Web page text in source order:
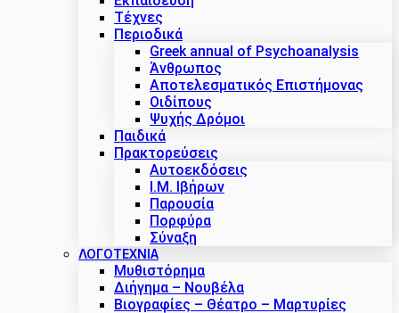
Τέχνες
Περιοδικά
Greek annual of Psychoanalysis
Άνθρωπος
Αποτελεσματικός Επιστήμονας
Οιδίπους
Ψυχής Δρόμοι
Παιδικά
Πρακτoρεύσεις
Αυτοεκδόσεις
Ι.Μ. Ιβήρων
Παρουσία
Πορφύρα
Σύναξη
ΛΟΓΟΤΕΧΝΙΑ
Μυθιστόρημα
Διήγημα – Νουβέλα
Βιογραφίες – Θέατρο – Μαρτυρίες